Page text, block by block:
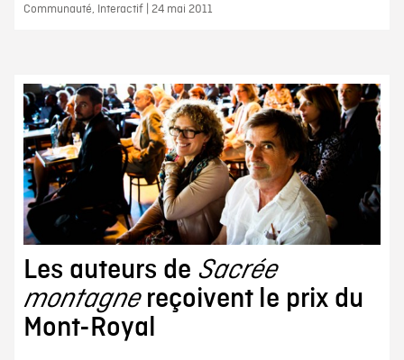
Communauté, Interactif | 24 mai 2011
Les auteurs de Sacrée
montagnereçoivent le prix du
Mont-Royal